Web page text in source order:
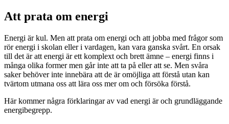
Att prata om energi
Energi är kul. Men att prata om energi och att jobba med frågor som
rör energi i skolan eller i vardagen, kan vara ganska svårt. En orsak
till det är att energi är ett komplext och brett ämne – energi finns i
många olika former men går inte att ta på eller att se. Men svåra
saker behöver inte innebära att de är omöjliga att förstå utan kan
tvärtom utmana oss att lära oss mer om och försöka förstå.
Här kommer några förklaringar av vad energi är och grundläggande
energibegrepp.